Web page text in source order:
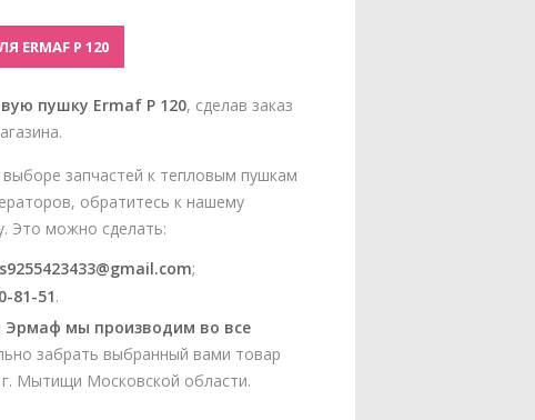
P 120
пушку Ermaf P 120, сделав заказ
запчастей к тепловым пушкам
обратитесь к нашему
Это можно сделать:
s9255423433@gmail.com;
81-51.
Эрмаф мы производим во все
забрать выбранный вами товар
Мытищи Московской области.